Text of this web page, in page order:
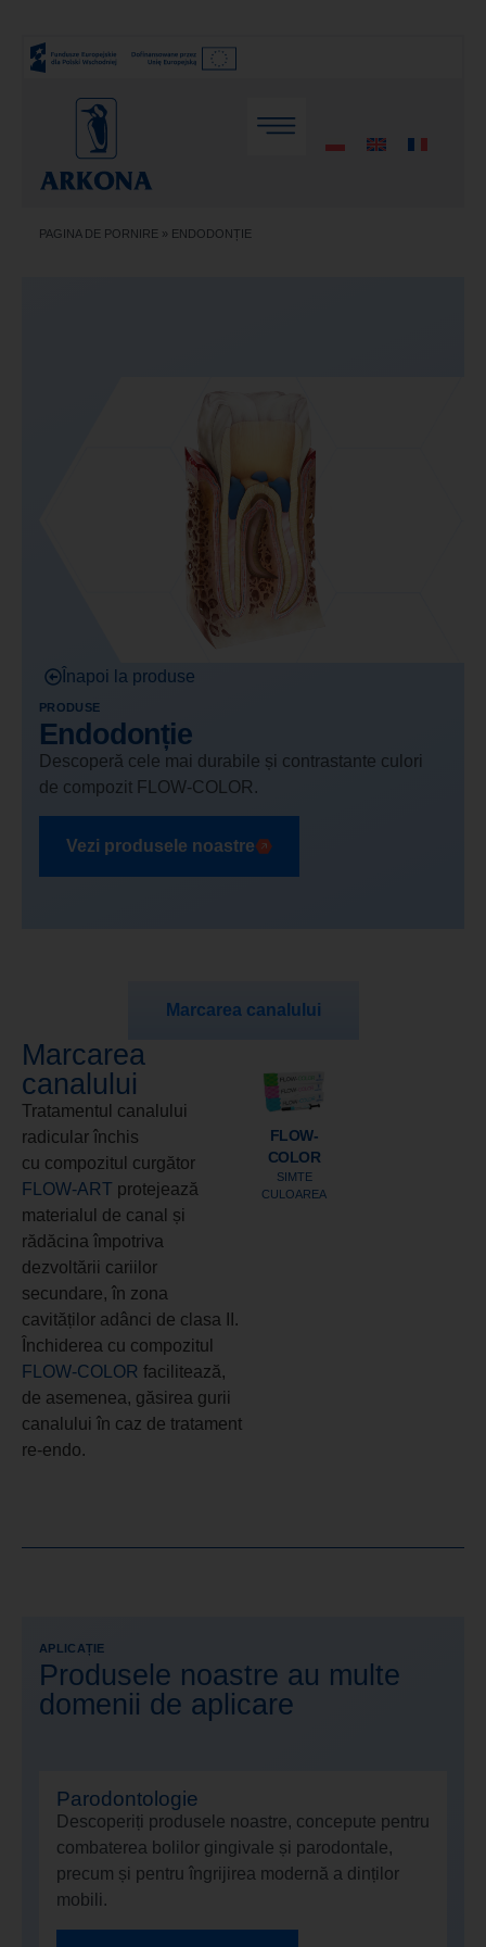
PAGINA DE PORNIRE » ENDODONȚIE
Înapoi la produse
PRODUSE
Endodonție
Descoperă cele mai durabile și contrastante culori
de compozit FLOW-COLOR.
Vezi produsele noastre
Marcarea canalului
Marcarea
canalului
Tratamentul canalului
radicular închis
cu compozitul curgător
FLOW-ART protejează
materialul de canal și
rădăcina împotriva
dezvoltării cariilor
secundare, în zona
cavităților adânci de clasa II.
Închiderea cu compozitul
FLOW-COLOR facilitează,
de asemenea, găsirea gurii
canalului în caz de tratament
re-endo.
FLOW-
COLOR
SIMTE
CULOAREA
APLICAȚIE
Produsele noastre au multe
domenii de aplicare
Parodontologie
Descoperiți produsele noastre, concepute pentru
combaterea bolilor gingivale și parodontale,
precum și pentru îngrijirea modernă a dinților
mobili.